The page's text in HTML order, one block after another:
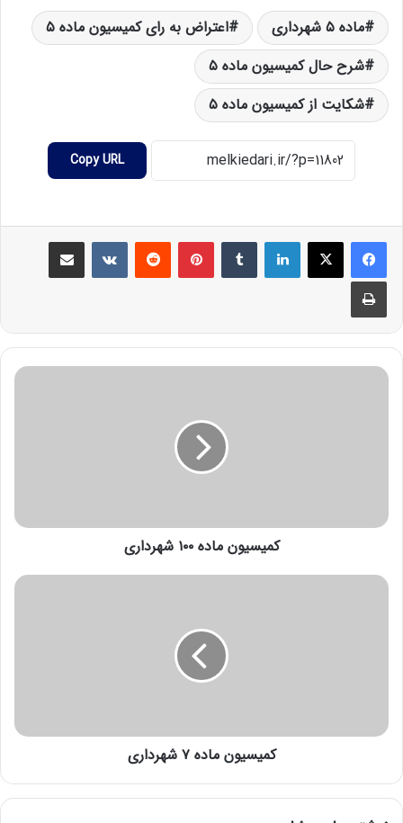
ماده ۵ شهرداری
اعتراض به رای کمیسیون ماده ۵
شرح حال کمیسیون ماده ۵
شکایت از کمیسیون ماده ۵
Copy URL
کمیسیون ماده ۱۰۰ شهرداری
کمیسیون ماده ۷ شهرداری